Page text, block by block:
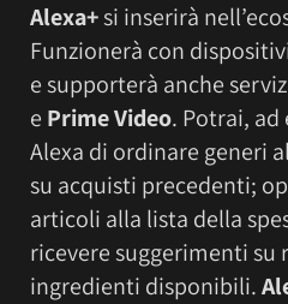
Alexa+si inserirà
Funzionerà con
e supporterà anche
e Prime Video. Potrai, ad
Alexa di ordinare generi
su acquisti precedenti;
articoli alla lista della
ricevere suggerimenti su
ingredienti disponibili.